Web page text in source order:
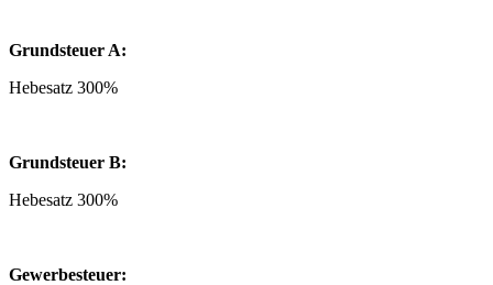
Grundsteuer A:
Hebesatz 300%
Grundsteuer B:
Hebesatz 300%
Gewerbesteuer: